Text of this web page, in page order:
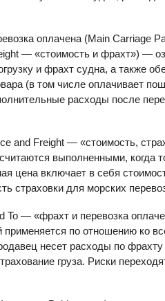
оплачена (Main Carriage
— «стоимость и фрахт») —
и фрахт судна, а также
(в том числе оплачивает
расходы после
and Freight — «стоимость,
выполненными, когда
цена включает в себя
страховки для морских
To — «фрахт и перевозка
применяется по отношению ко
несет расходы по фрахту
груза. Риски